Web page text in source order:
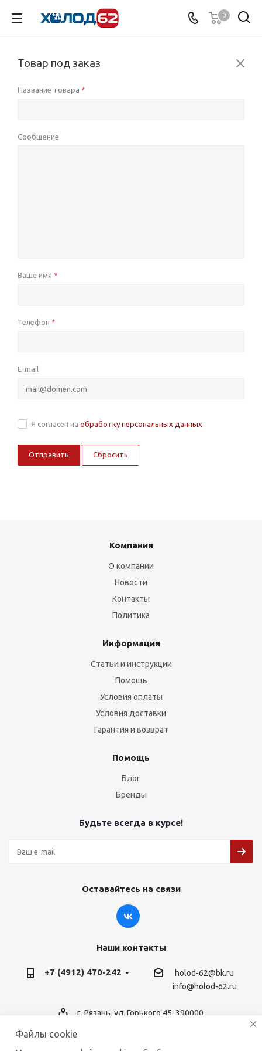
0
Товар под заказ
Название товара *
Сообщение
Ваше имя *
Телефон *
E-mail
Я согласен на обработку персональных данных
Сбросить
Компания
О компании
Новости
Контакты
Политика
Информация
Статьи и инструкции
Помощь
Условия оплаты
Условия доставки
Гарантия и возврат
Помощь
Блог
Бренды
Будьте всегда в курсе!
Оставайтесь на связи
Наши контакты
+7 (4912) 470-242
holod-62@bk.ru
info@holod-62.ru
г. Рязань, ул. Горького 45, 390000
Файлы cookie